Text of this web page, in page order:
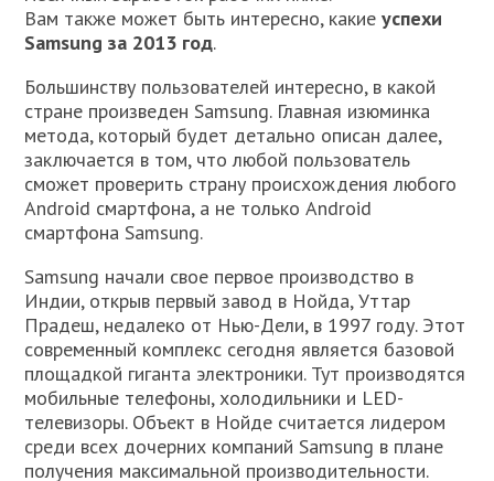
Вам также может быть интересно, какиеуспехи
Samsung за 2013 год.
Большинству пользователей интересно, в какой
стране произведен Samsung. Главная изюминка
метода, который будет детально описан далее,
заключается в том, что любой пользователь
сможет проверить страну происхождения любого
Android смартфона, а не только Android
смартфона Samsung.
Samsung начали свое первое производство в
Индии, открыв первый завод в Нойда, Уттар
Прадеш, недалеко от Нью-Дели, в 1997 году. Этот
современный комплекс сегодня является базовой
площадкой гиганта электроники. Тут производятся
мобильные телефоны, холодильники и LED-
телевизоры. Объект в Нойде считается лидером
среди всех дочерних компаний Samsung в плане
получения максимальной производительности.